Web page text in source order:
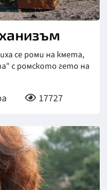
се роми на кмета,
с ромското гето на
17727